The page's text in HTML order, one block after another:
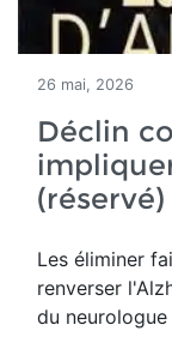
26 mai, 2026
Déclin
(réservé)
Les éliminer
renverser
du neurologue